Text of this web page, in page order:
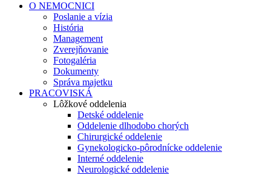
O NEMOCNICI
Poslanie a vízia
História
Management
Zverejňovanie
Fotogaléria
Dokumenty
Správa majetku
PRACOVISKÁ
Lôžkové oddelenia
Detské oddelenie
Oddelenie dlhodobo chorých
Chirurgické oddelenie
Gynekologicko-pôrodnícke oddelenie
Interné oddelenie
Neurologické oddelenie